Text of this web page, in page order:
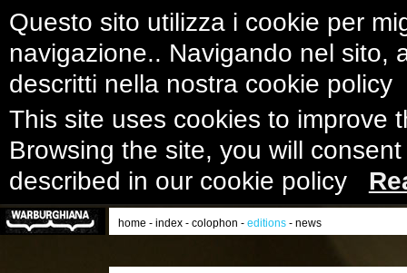
Questo sito utilizza i cookie per
navigazione.. Navigando nel sito,
descritti nella nostra cookie
This site uses cookies to improve
Browsing the site, you will
described in our cookie policy
home - index - colophon - editions - news